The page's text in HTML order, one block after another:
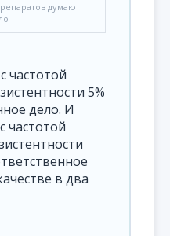
думаю
частотой
5%
дело. И
частотой
в два